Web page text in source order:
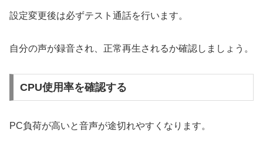
設定変更後は必ずテスト通話を行います。
自分の声が録音され、正常再生されるか確認しましょう。
CPU使用率を確認する
PC負荷が高いと音声が途切れやすくなります。